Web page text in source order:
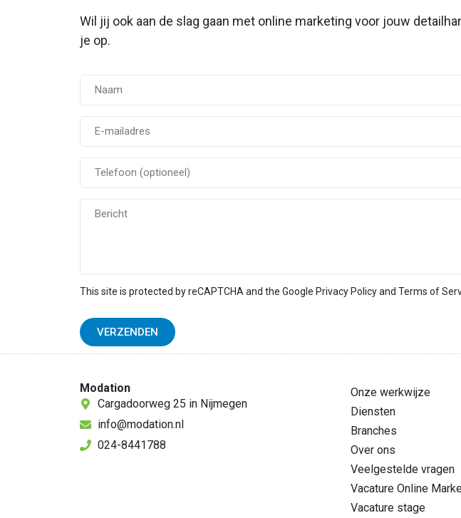
Wil jij ook aan de slag gaan met online marketing voor jouw
je op.
This site is protected by reCAPTCHA and the Google Privacy Policyand Terms of
VERZENDEN
Modation
Cargadoorweg 25 in Nijmegen
info@modation.nl
024-8441788
Onze werkwijze
Diensten
Branches
Over ons
Veelgestelde vragen
Vacature Online
Vacature stage